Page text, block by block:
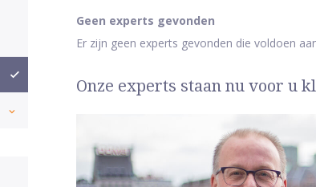
Geen experts gevonden
Er zijn geen experts gevonden die voldoen
Onze experts staan nu voor u